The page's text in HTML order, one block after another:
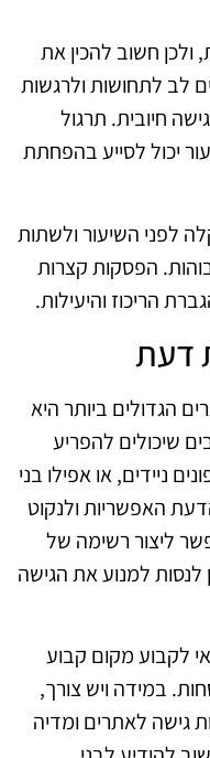
ולכן חשוב להכין את
לב לתחושות ולרגשות
חיובית. תרגול
יכול לסייע בהפחתת
לפני השיעור ולשתות
הפסקות קצרות
הריכוז והיעילות.
דעת
הגדולים ביותר היא
שיכולים להפריע
ניידים, או אפילו בני
האפשריות ולנקוט
ליצור רשימה של
לנסות למנוע את הגישה
לקבוע מקום קבוע
במידה ויש צורך,
גישה לאתרים ומדיה